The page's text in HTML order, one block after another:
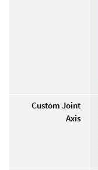
Custom Joint
Axis